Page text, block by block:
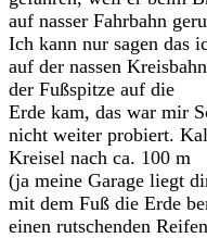
auf nasser Fahrbahn
Ich kann nur sagen das
auf der nassen
der Fußspitze auf die
Erde kam, das war mir
nicht weiter probiert.
Kreisel nach ca. 100 m
(ja meine Garage liegt
mit dem Fuß die Erde
einen rutschenden